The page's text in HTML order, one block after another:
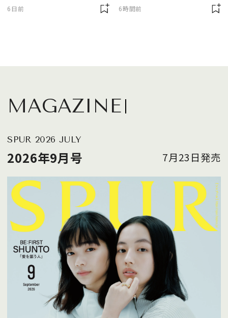
6日前 6時間前
MAGAZINE
SPUR 2026 JULY
2026年9月号 7月23日発売